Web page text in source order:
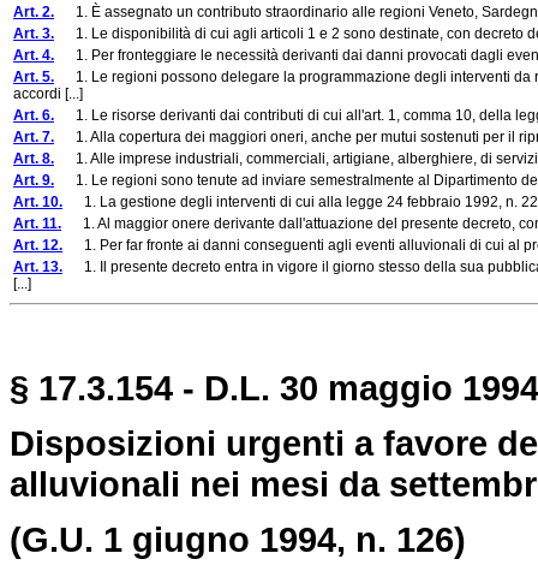
Art. 2. 1. È assegnato un contributo straordinario alle regioni Veneto,
Art. 3. 1. Le disponibilità di cui agli articoli 1 e 2 sono destinate, con decreto
Art. 4. 1. Per fronteggiare le necessità derivanti dai danni provocati dagli
Art. 5. 1. Le regioni possono delegare la programmazione degli interventi da
accordi [...]
Art. 6. 1. Le risorse derivanti dai contributi di cui all'art. 1, comma 10, della
Art. 7. 1. Alla copertura dei maggiori oneri, anche per mutui sostenuti per il
Art. 8. 1. Alle imprese industriali, commerciali, artigiane, alberghiere, di
Art. 9. 1. Le regioni sono tenute ad inviare semestralmente al Dipartimento
Art. 10. 1. La gestione degli interventi di cui alla legge 24 febbraio 1992, n.
Art. 11. 1. Al maggior onere derivante dall'attuazione del presente decreto,
Art. 12. 1. Per far fronte ai danni conseguenti agli eventi alluvionali di cui al
Art. 13. 1. Il presente decreto entra in vigore il giorno stesso della sua
[...]
§ 17.3.154 - D.L. 30 maggio
Disposizioni urgenti a favore
alluvionali nei mesi da
(G.U. 1 giugno 1994, n. 126)